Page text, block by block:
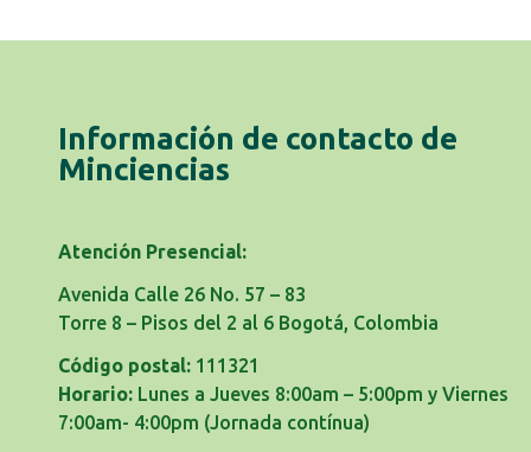
Información de contacto de
Minciencias
Atención Presencial:
Avenida Calle 26 No. 57 – 83
Torre 8 – Pisos del 2 al 6 Bogotá, Colombia
Código postal:111321
Horario:Lunes a Jueves 8:00am – 5:00pm y Viernes
7:00am- 4:00pm (Jornada contínua)